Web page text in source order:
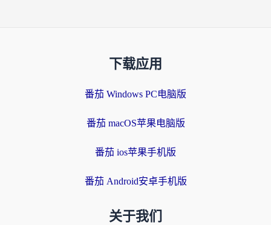
下载应用
番茄 Windows PC电脑版
番茄 macOS苹果电脑版
番茄 ios苹果手机版
番茄 Android安卓手机版
关于我们